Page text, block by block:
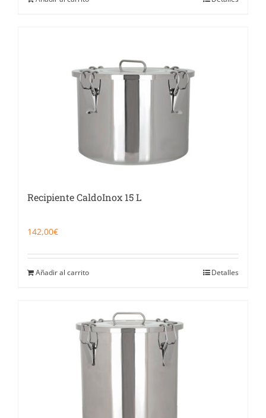
Recipiente CaldoInox 15 L
142,00€
Añadir al carrito Detalles